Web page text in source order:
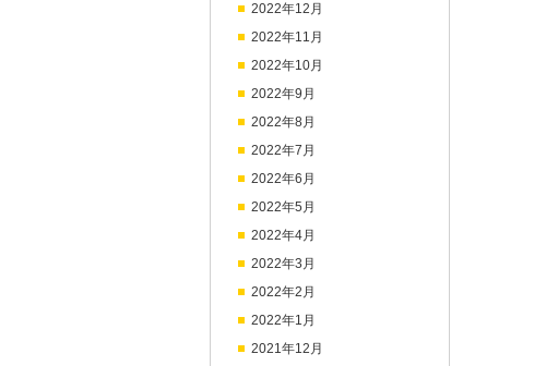
2022年12月
2022年11月
2022年10月
2022年9月
2022年8月
2022年7月
2022年6月
2022年5月
2022年4月
2022年3月
2022年2月
2022年1月
2021年12月